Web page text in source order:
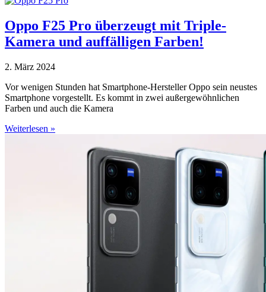
Oppo F25 Pro überzeugt mit Triple-
Kamera und auffälligen Farben!
2. März 2024
Vor wenigen Stunden hat Smartphone-Hersteller Oppo sein neustes
Smartphone vorgestellt. Es kommt in zwei außergewöhnlichen
Farben und auch die Kamera
Weiterlesen »